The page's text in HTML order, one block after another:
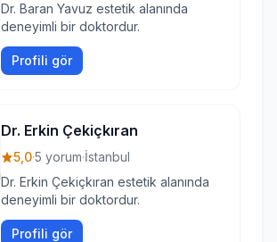
Dr. Baran Yavuz estetik alanında
deneyimli bir doktordur.
Profili gör
Dr. Erkin Çekiçkıran
5,0·5 yorum·İstanbul
Dr. Erkin Çekiçkıran estetik alanında
deneyimli bir doktordur.
Profili gör